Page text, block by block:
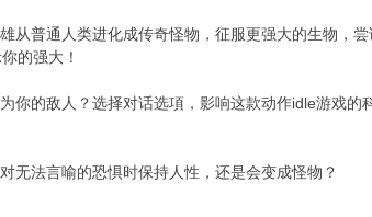
从普通人类进化成传奇怪物，征服更强大的生物，尝
的强大！
你的敌人？选择对话选項，影响这款动作idle游戏的
无法言喻的恐惧时保持人性，还是会变成怪物？